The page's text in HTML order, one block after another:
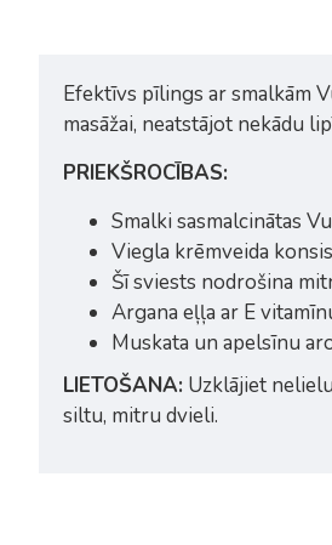
Efektīvs pīlings ar smalkām
masāžai, neatstājot nekādu
PRIEKŠROCĪBAS:
Smalki sasmalcinātas
Viegla krēmveida
Šī sviests nodrošina
Argana eļļa ar E
Muskata un apelsīnu
LIETOŠANA: Uzklājiet
siltu, mitru dvieli.